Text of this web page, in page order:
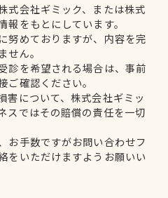
式会社ギミック、または株式
をもとにしています。
努めておりますが、内容を完
せん。
診を希望される場合は、事前
ご確認ください。
害について、株式会社ギミッ
スではその賠償の責任を一切
お手数ですがお問い合わせフ
をいただけますようお願いい